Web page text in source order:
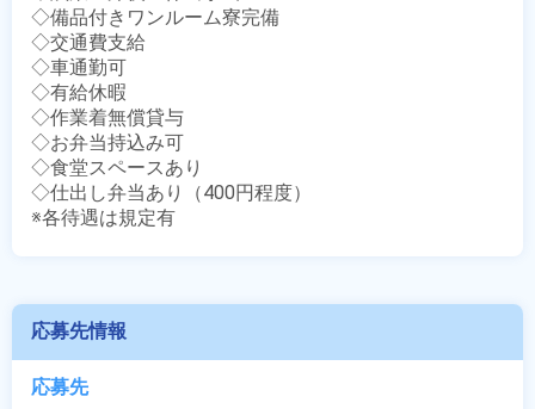
◇備品付きワンルーム寮完備
◇交通費支給
◇車通勤可
◇有給休暇
◇作業着無償貸与
◇お弁当持込み可
◇食堂スペースあり
◇仕出し弁当あり（400円程度）
※各待遇は規定有
応募先情報
応募先